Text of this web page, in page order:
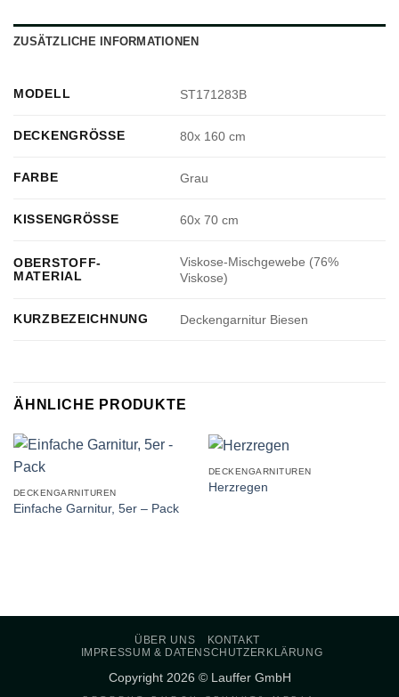
ZUSÄTZLICHE INFORMATIONEN
MODELL ST171283B
DECKENGRÖSSE 80x 160 cm
FARBE Grau
KISSENGRÖSSE 60x 70 cm
OBERSTOFF-
MATERIAL
Viskose-Mischgewebe (76%
Viskose)
KURZBEZEICHNUNG Deckengarnitur Biesen
ÄHNLICHE PRODUKTE
DECKENGARNITUREN
Einfache Garnitur, 5er – Pack
DECKENGARNITUREN
Herzregen
ÜBER UNS
KONTAKT
IMPRESSUM & DATENSCHUTZERKLÄRUNG
Copyright 2026 © Lauffer GmbH